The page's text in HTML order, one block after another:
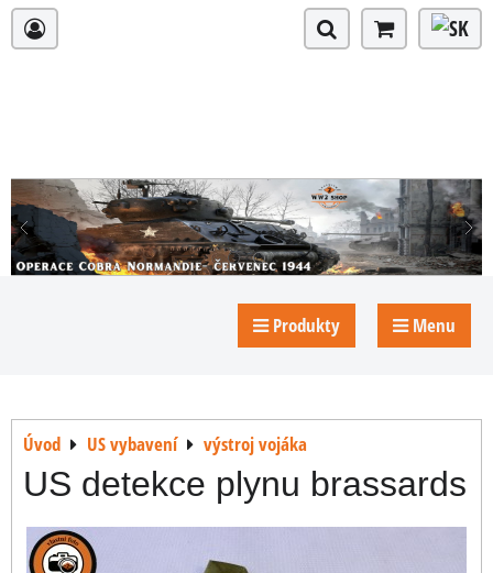
Produkty Menu
Úvod US vybavení výstroj vojáka
US detekce plynu brassards